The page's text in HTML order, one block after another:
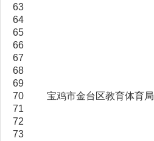
宝鸡市金台区教育体育局
63
64
65
66
67
68
69
70
71
72
73